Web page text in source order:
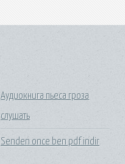
Аудиокнига пьеса гроза
слушать
Senden once ben pdf indir